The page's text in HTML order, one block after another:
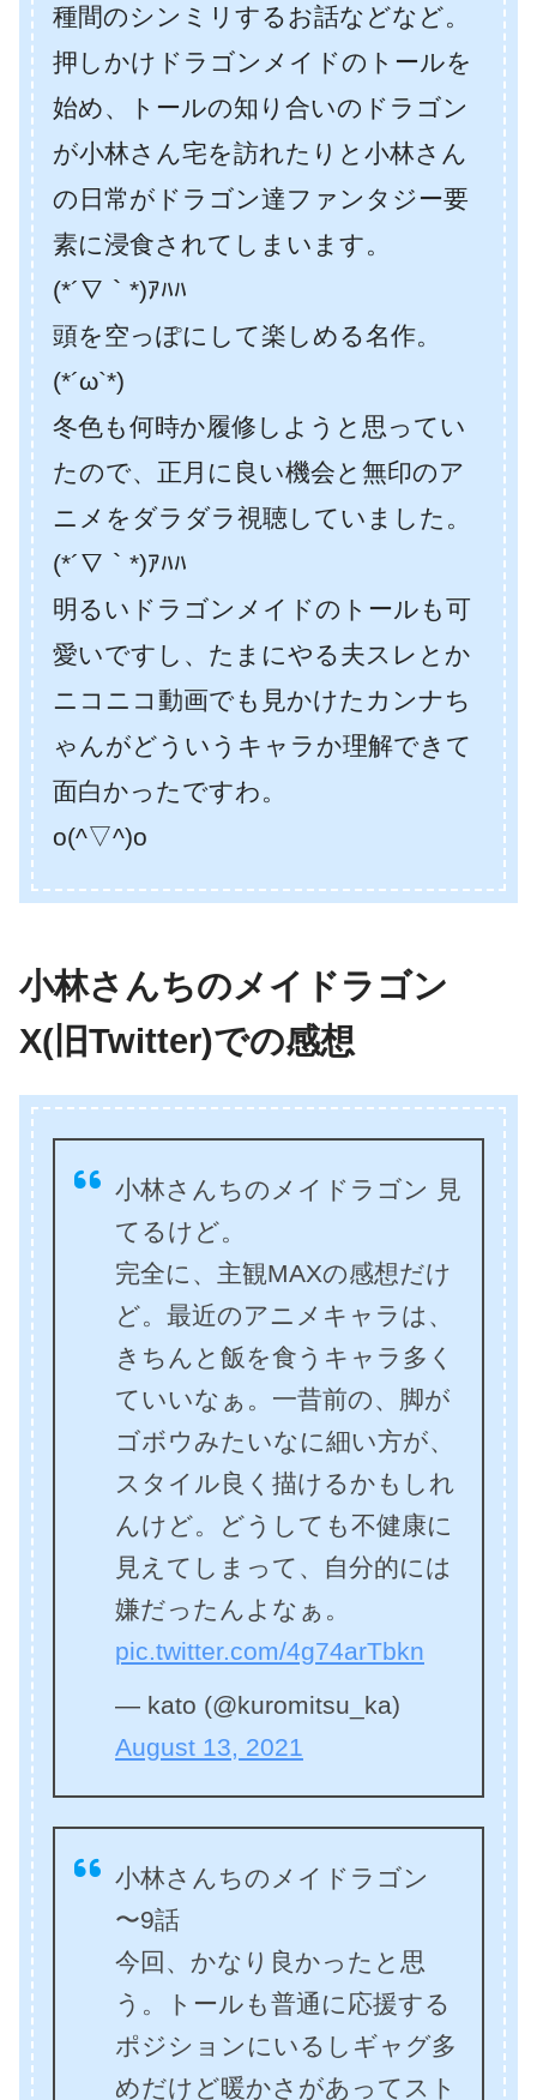
種間のシンミリするお話などなど。
押しかけドラゴンメイドのトールを
始め、トールの知り合いのドラゴン
が小林さん宅を訪れたりと小林さん
の日常がドラゴン達ファンタジー要
素に浸食されてしまいます。
(*´∇｀*)ｱﾊﾊ
頭を空っぽにして楽しめる名作。
(*´ω`*)
冬色も何時か履修しようと思ってい
たので、正月に良い機会と無印のア
ニメをダラダラ視聴していました。
(*´∇｀*)ｱﾊﾊ
明るいドラゴンメイドのトールも可
愛いですし、たまにやる夫スレとか
ニコニコ動画でも見かけたカンナち
ゃんがどういうキャラか理解できて
面白かったですわ。
o(^▽^)o
小林さんちのメイドラゴン
X(旧Twitter)での感想
小林さんちのメイドラゴン 見
てるけど。
完全に、主観MAXの感想だけ
ど。最近のアニメキャラは、
きちんと飯を食うキャラ多く
ていいなぁ。一昔前の、脚が
ゴボウみたいなに細い方が、
スタイル良く描けるかもしれ
んけど。どうしても不健康に
見えてしまって、自分的には
嫌だったんよなぁ。
pic.twitter.com/4g74arTbkn
— kato (@kuromitsu_ka)
August 13, 2021
小林さんちのメイドラゴン
〜9話
今回、かなり良かったと思
う。トールも普通に応援する
ポジションにいるしギャグ多
めだけど暖かさがあってスト